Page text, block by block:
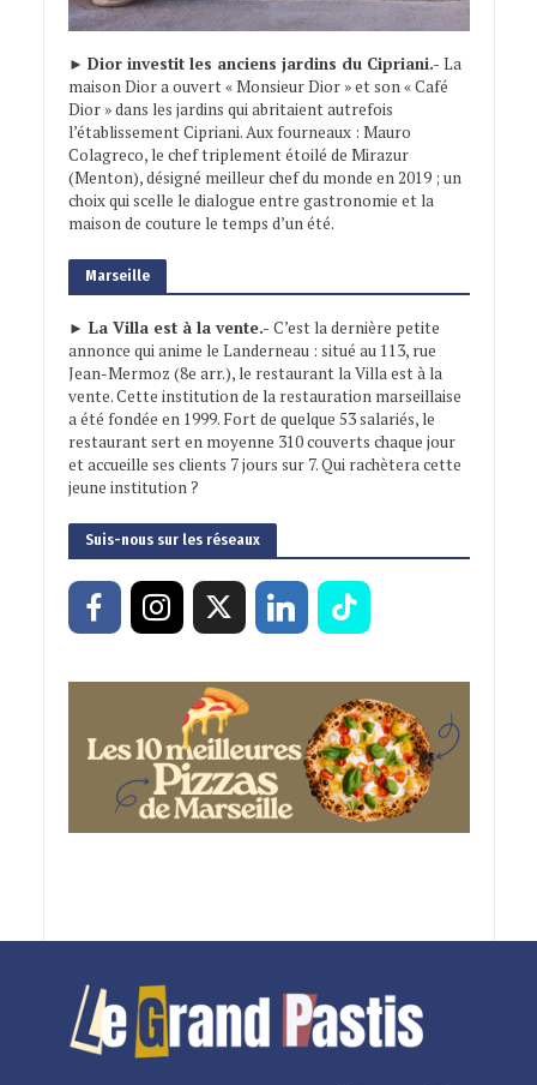
► Dior investit les anciens jardins du Cipriani.- La
maison Dior a ouvert « Monsieur Dior » et son « Café
Dior » dans les jardins qui abritaient autrefois
l’établissement Cipriani. Aux fourneaux : Mauro
Colagreco, le chef triplement étoilé de Mirazur
(Menton), désigné meilleur chef du monde en 2019 ; un
choix qui scelle le dialogue entre gastronomie et la
maison de couture le temps d’un été.
Marseille
► La Villa est à la vente.- C’est la dernière petite
annonce qui anime le Landerneau : situé au 113, rue
Jean-Mermoz (8e arr.), le restaurant la Villa est à la
vente. Cette institution de la restauration marseillaise
a été fondée en 1999. Fort de quelque 53 salariés, le
restaurant sert en moyenne 310 couverts chaque jour
et accueille ses clients 7 jours sur 7. Qui rachètera cette
jeune institution ?
Suis-nous sur les réseaux